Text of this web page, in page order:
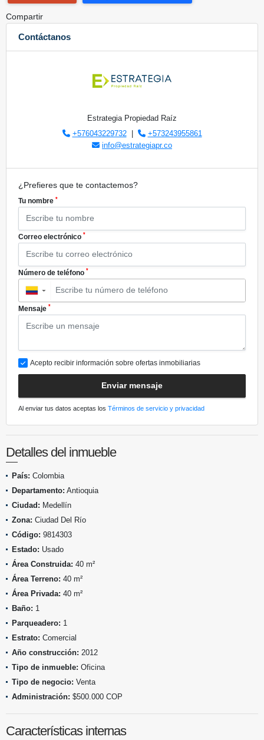
Compartir
Contáctanos
Estrategia Propiedad Raíz
+576043229732|
+573243955861
info@estrategiapr.co
¿Prefieres que te contactemos?
Tu nombre *
Correo electrónico *
Número de teléfono *
▼
Mensaje *
Acepto recibir información sobre ofertas inmobiliarias
Enviar mensaje
Al enviar tus datos aceptas los Términos de servicio y privacidad
Detalles del inmueble
País: Colombia
Departamento: Antioquia
Ciudad: Medellín
Zona: Ciudad Del Río
Código: 9814303
Estado: Usado
Área Construida: 40 m²
Área Terreno: 40 m²
Área Privada: 40 m²
Baño: 1
Parqueadero: 1
Estrato: Comercial
Año construcción: 2012
Tipo de inmueble: Oficina
Tipo de negocio: Venta
Administración: $500.000 COP
Características internas